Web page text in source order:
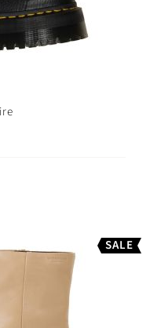
SALE